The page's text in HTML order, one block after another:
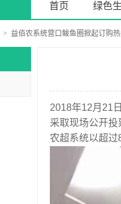
首页 绿色
> 益佰农系统营口鲅鱼圈掀起订购
2018年12月 21
采取现场公开投
农超系统以超过